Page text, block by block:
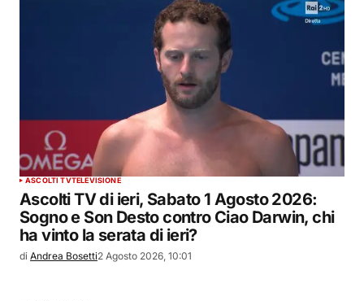
ASCOLTI TVTELEVISIONE
Ascolti TV di ieri, Sabato 1 Agosto 2026:
Sogno e Son Desto contro Ciao Darwin, chi
ha vinto la serata di ieri?
di Andrea Bosetti2 Agosto 2026, 10:01